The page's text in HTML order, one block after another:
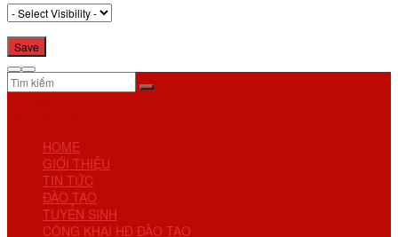
HOME
GIỚI THIỆU
TIN TỨC
ĐÀO TẠO
TUYỂN SINH
CÔNG KHAI HĐ ĐÀO TẠO